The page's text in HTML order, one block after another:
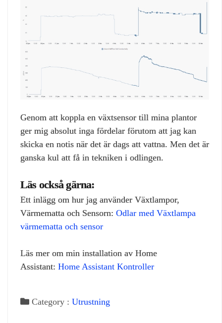
Genom att koppla en växtsensor till mina plantor
ger mig absolut inga fördelar förutom att jag kan
skicka en notis när det är dags att vattna. Men det är
ganska kul att få in tekniken i odlingen.
Läs också gärna:
Ett inlägg om hur jag använder Växtlampor,
Värmematta och Sensorn: Odlar med Växtlampa
värmematta och sensor
Läs mer om min installation av Home
Assistant: Home Assistant Kontroller
Category : Utrustning